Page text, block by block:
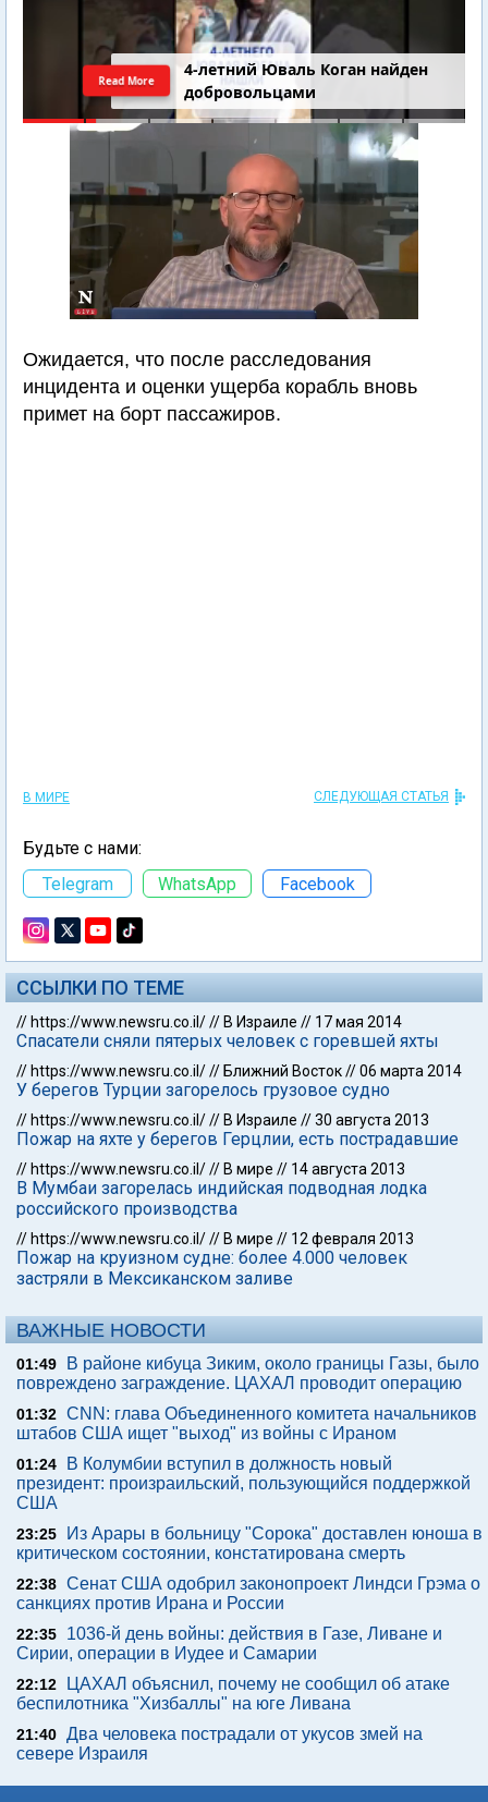
4-летний Юваль Коган найден
добровольцами
Read More
Ожидается, что после расследования
инцидента и оценки ущерба корабль вновь
примет на борт пассажиров.
В МИРЕ СЛЕДУЮЩАЯ СТАТЬЯ
Будьте с нами:
Telegram
WhatsApp Facebook
ССЫЛКИ ПО ТЕМЕ
// https://www.newsru.co.il/// В Израиле // 17 мая 2014
Спасатели сняли пятерых человек с горевшей яхты
// https://www.newsru.co.il/// Ближний Восток//06 марта 2014
У берегов Турции загорелось грузовое судно
// https://www.newsru.co.il/// В Израиле //30 августа 2013
Пожар на яхте у берегов Герцлии, есть пострадавшие
// https://www.newsru.co.il/// В мире // 14 августа 2013
В Мумбаи загорелась индийская подводная лодка
российского производства
// https://www.newsru.co.il/// В мире // 12 февраля 2013
Пожар на круизном судне: более 4.000 человек
застряли в Мексиканском заливе
ВАЖНЫЕ НОВОСТИ
01:49
В районе кибуца Зиким, около границы Газы, было
повреждено заграждение. ЦАХАЛ проводит операцию
01:32 CNN: глава Объединенного комитета начальников
штабов США ищет "выход" из войны с Ираном
01:24
В Колумбии вступил в должность новый
президент: произраильский, пользующийся поддержкой
США
23:25
Из Арары в больницу "Сорока" доставлен юноша в
критическом состоянии, констатирована смерть
22:38 Сенат США одобрил законопроект Линдси Грэма о
санкциях против Ирана и России
22:35
1036-й день войны: действия в Газе, Ливане и
Сирии, операции в Иудее и Самарии
22:12
ЦАХАЛ объяснил, почему не сообщил об атаке
беспилотника "Хизбаллы" на юге Ливана
21:40 Два человека пострадали от укусов змей на
севере Израиля